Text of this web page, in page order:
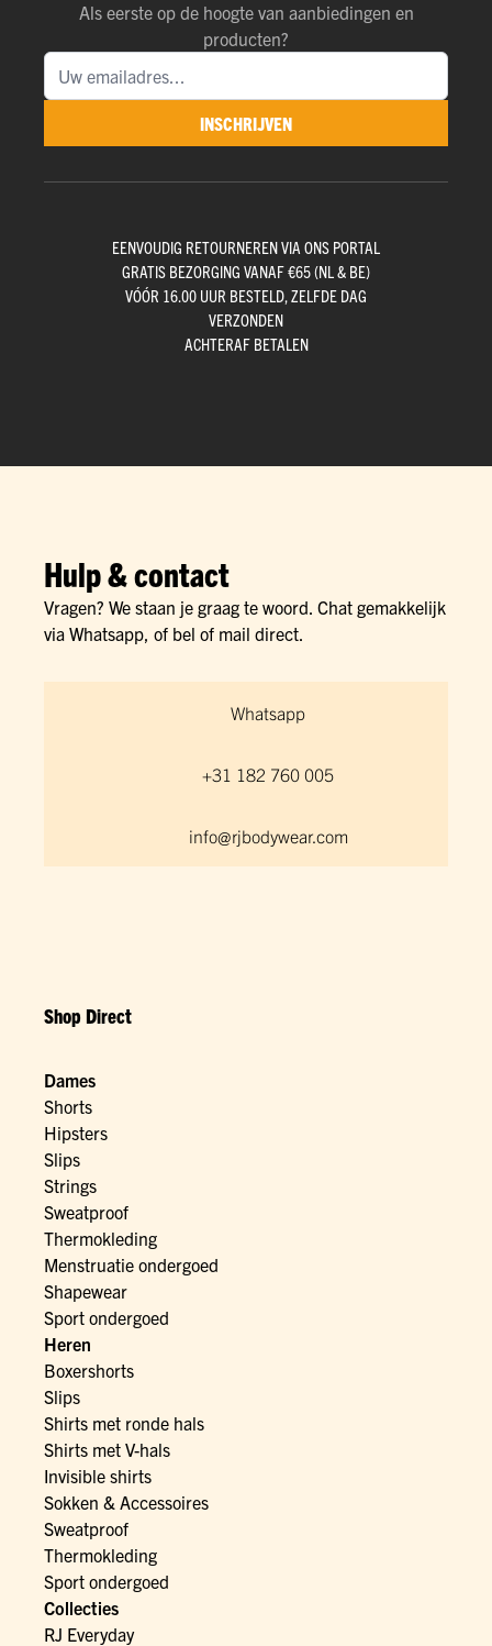
Als eerste op de hoogte van aanbiedingen en
producten?
INSCHRIJVEN
EENVOUDIG RETOURNEREN VIA ONS PORTAL
GRATIS BEZORGING VANAF €65 (NL & BE)
VÓÓR 16.00 UUR BESTELD, ZELFDE DAG
VERZONDEN
ACHTERAF BETALEN
Hulp & contact
Vragen? We staan je graag te woord. Chat gemakkelijk
via Whatsapp, of bel of mail direct.
Whatsapp
+31 182 760 005
info@rjbodywear.com
Shop Direct
Dames
Shorts
Hipsters
Slips
Strings
Sweatproof
Thermokleding
Menstruatie ondergoed
Shapewear
Sport ondergoed
Heren
Boxershorts
Slips
Shirts met ronde hals
Shirts met V-hals
Invisible shirts
Sokken & Accessoires
Sweatproof
Thermokleding
Sport ondergoed
Collecties
RJ Everyday